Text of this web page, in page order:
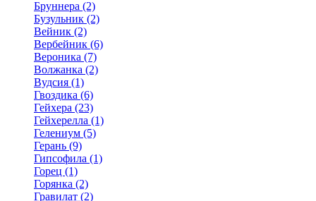
Бруннера (2)
Бузульник (2)
Вейник (2)
Вербейник (6)
Вероника (7)
Волжанка (2)
Вудсия (1)
Гвоздика (6)
Гейхера (23)
Гейхерелла (1)
Гелениум (5)
Герань (9)
Гипсофила (1)
Горец (1)
Горянка (2)
Гравилат (2)